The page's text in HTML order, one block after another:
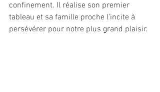
confinement. Il réalise son premier
tableau et sa famille proche l’incite à
persévérer pour notre plus grand plaisir.